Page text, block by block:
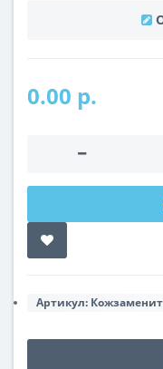
0.00 р.
Артикул: